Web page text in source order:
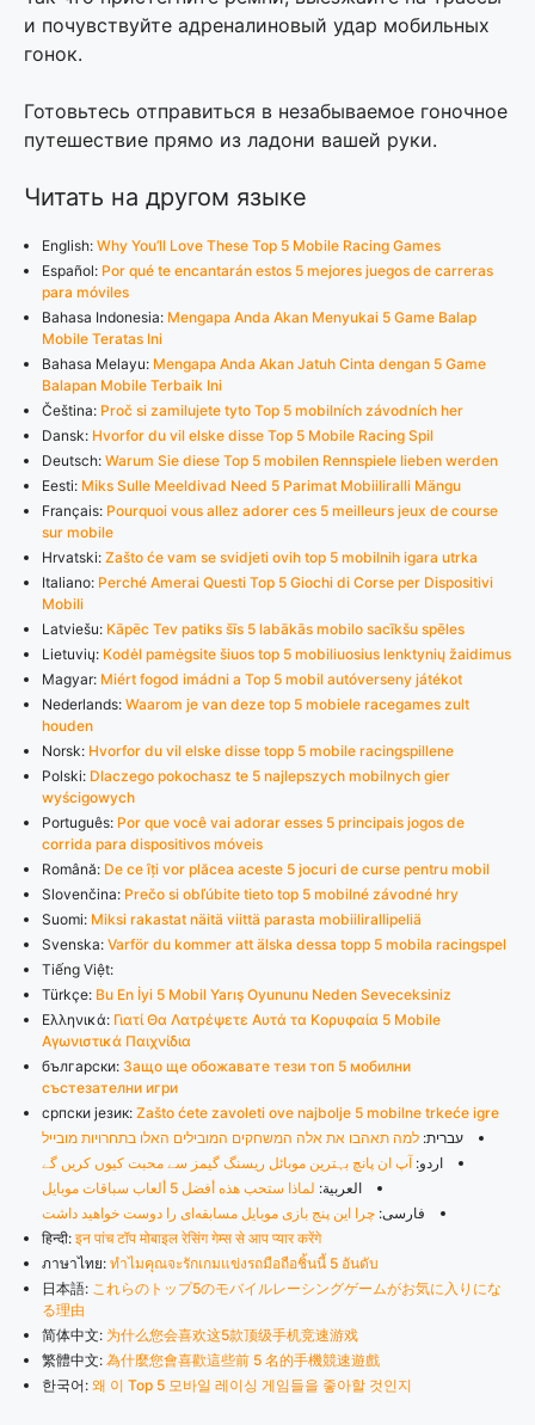
и почувствуйте адреналиновый удар мобильных
гонок.
Готовьтесь отправиться в незабываемое гоночное
путешествие прямо из ладони вашей руки.
Читать на другом языке
English: Why You’ll Love These Top 5 Mobile Racing Games
Español: Por qué te encantarán estos 5 mejores juegos de carreras
para móviles
Bahasa Indonesia: Mengapa Anda Akan Menyukai 5 Game Balap
Mobile Teratas Ini
Bahasa Melayu: Mengapa Anda Akan Jatuh Cinta dengan 5 Game
Balapan Mobile Terbaik Ini
Čeština: Proč si zamilujete tyto Top 5 mobilních závodních her
Dansk: Hvorfor du vil elske disse Top 5 Mobile Racing Spil
Deutsch: Warum Sie diese Top 5 mobilen Rennspiele lieben werden
Eesti: Miks Sulle Meeldivad Need 5 Parimat Mobiiliralli Mängu
Français: Pourquoi vous allez adorer ces 5 meilleurs jeux de course
sur mobile
Hrvatski: Zašto će vam se svidjeti ovih top 5 mobilnih igara utrka
Italiano: Perché Amerai Questi Top 5 Giochi di Corse per Dispositivi
Mobili
Latviešu: Kāpēc Tev patiks šīs 5 labākās mobilo sacīkšu spēles
Lietuvių: Kodėl pamėgsite šiuos top 5 mobiliuosius lenktynių žaidimus
Magyar: Miért fogod imádni a Top 5 mobil autóverseny játékot
Nederlands: Waarom je van deze top 5 mobiele racegames zult
houden
Norsk: Hvorfor du vil elske disse topp 5 mobile racingspillene
Polski: Dlaczego pokochasz te 5 najlepszych mobilnych gier
wyścigowych
Português: Por que você vai adorar esses 5 principais jogos de
corrida para dispositivos móveis
Română: De ce îți vor plăcea aceste 5 jocuri de curse pentru mobil
Slovenčina: Prečo si obľúbite tieto top 5 mobilné závodné hry
Suomi: Miksi rakastat näitä viittä parasta mobiilirallipeliä
Svenska: Varför du kommer att älska dessa topp 5 mobila racingspel
Tiếng Việt:
Türkçe: Bu En İyi 5 Mobil Yarış Oyununu Neden Seveceksiniz
Ελληνικά: Γιατί Θα Λατρέψετε Αυτά τα Κορυφαία 5 Mobile
Αγωνιστικά Παιχνίδια
български: Защо ще обожавате тези топ 5 мобилни
състезателни игри
српски језик: Zašto ćete zavoleti ove najbolje 5 mobilne trkeće igre
עברית: למה תאהבו את אלה המשחקים המובילים האלו בתחרויות מובייל
اردو: آپ ان پانچ بہترین موبائل ریسنگ گیمز سے محبت کیوں کریں گے
العربية: لماذا ستحب هذه أفضل 5 ألعاب سباقات موبايل
فارسی: چرا این پنج بازی موبایل مسابقه‌ای را دوست خواهید داشت
हिन्दी: इन पांच टॉप मोबाइल रेसिंग गेम्स से आप प्यार करेंगे
ภาษาไทย: ทำไมคุณจะรักเกมแข่งรถมือถือชิ้นนี้ 5 อันดับ
日本語: これらのトップ5のモバイルレーシングゲームがお気に入りにな
る理由
简体中文: 为什么您会喜欢这5款顶级手机竞速游戏
繁體中文: 為什麼您會喜歡這些前 5 名的手機競速遊戲
한국어: 왜 이 Top 5 모바일 레이싱 게임들을 좋아할 것인지